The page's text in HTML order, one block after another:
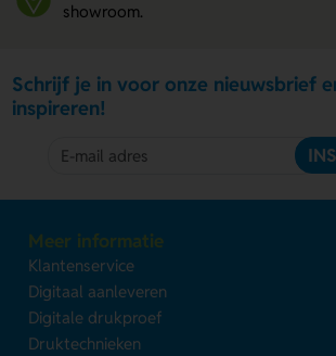
showroom.
Schrijf je in voor onze nieuwsbrief
inspireren!
Meer informatie
Klantenservice
Digitaal aanleveren
Digitale drukproef
Druktechnieken